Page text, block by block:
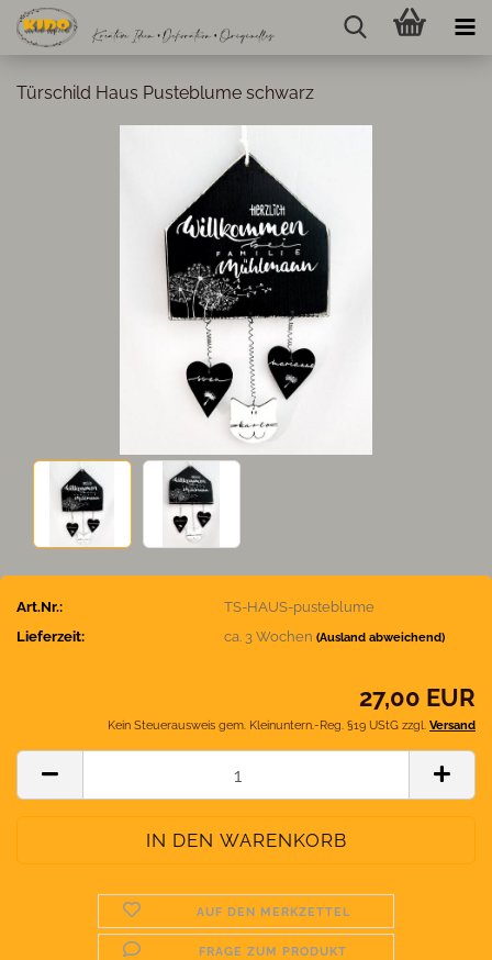
Türschild Haus Pusteblume schwarz
Art.Nr.:
TS-HAUS-pusteblume
Lieferzeit:
ca. 3 Wochen(Ausland abweichend)
27,00 EUR
Kein Steuerausweis gem. Kleinuntern.-Reg. §19 UStG zzgl. Versand
AUF DEN MERKZETTEL
FRAGE ZUM PRODUKT